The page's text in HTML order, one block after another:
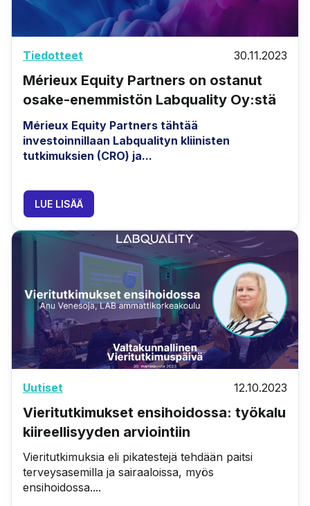
Tiedotteet 30.11.2023
Mérieux Equity Partners on ostanut
osake-enemmistön Labquality Oy:stä
Mérieux Equity Partners tähtää
investoinnillaan Labqualityn kliinisten
tutkimuksien (CRO) ja...
LUE LISÄÄ
Uutiset 12.10.2023
Vieritutkimukset ensihoidossa: työkalu
kiireellisyyden arviointiin
Vieritutkimuksia eli pikatestejä tehdään paitsi
terveysasemilla ja sairaaloissa, myös
ensihoidossa....